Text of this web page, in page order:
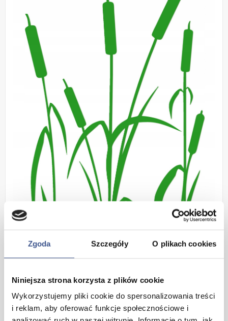
Zgoda Szczegóły O plikach cookies
Niniejsza strona korzysta z plików cookie
Wykorzystujemy pliki cookie do spersonalizowania treści
i reklam, aby oferować funkcje społecznościowe i
Dekoracja wykonana z
wysokogatunkowej samoprzylepnej
tkaniny welurowej